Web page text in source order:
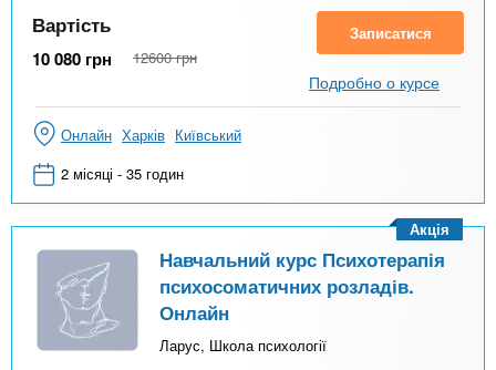
Вартість
10 080 грн 12600 грн
Записатися
Подробно о курсе
Онлайн Харків Київський
2 місяці - 35 годин
Навчальний курс Психотерапія
психосоматичних розладів.
Онлайн
Ларус, Школа психології
Акція